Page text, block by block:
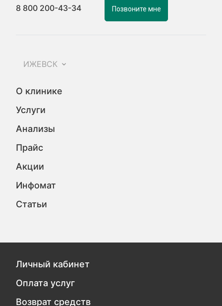
8 800 200-43-34 Позвоните мне
ИЖЕВСК
О клинике
Услуги
Анализы
Прайс
Акции
Инфомат
Статьи
Личный кабинет
Оплата услуг
Возврат средств